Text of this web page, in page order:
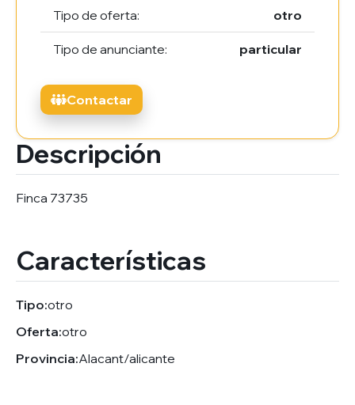
Descripción
Finca 73735
Características
Tipo:otro
Oferta:otro
Provincia:Alacant/alicante
Tipo de oferta: otro
Tipo de anunciante: particular
Contactar